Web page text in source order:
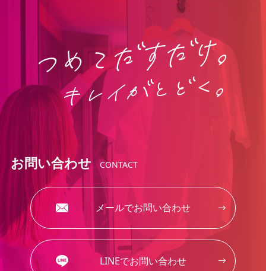
お問い合わせCONTACT
メールでお問い合わせ
LINEでお問い合わせ